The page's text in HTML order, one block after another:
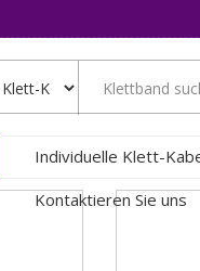
Individuelle Klett-
Kontaktieren Sie uns